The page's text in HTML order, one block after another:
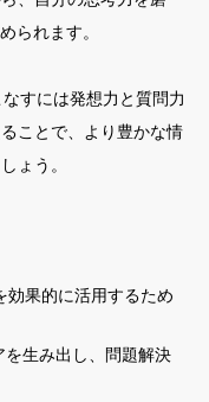
られます。
すには発想力と質問力
ことで、より豊かな情
ょう。
効果的に活用するため
生み出し、問題解決